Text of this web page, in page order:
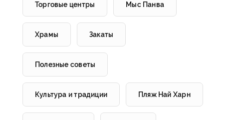
Торговые центры Мыс Панва
Храмы Закаты
Полезные советы
Культура и традиции Пляж Най Харн